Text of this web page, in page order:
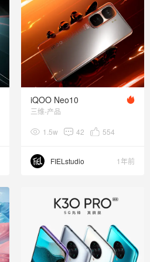
iQOO Neo10
三维-产品
1.5w 42 554
FIELstudio 1年前